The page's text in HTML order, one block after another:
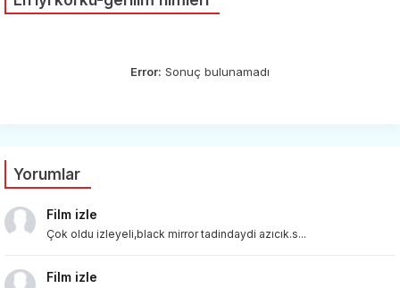
Error: Sonuç bulunamadı
Yorumlar
Film izle
Çok oldu izleyeli,black mirror tadindaydi azıcık.s...
Film izle